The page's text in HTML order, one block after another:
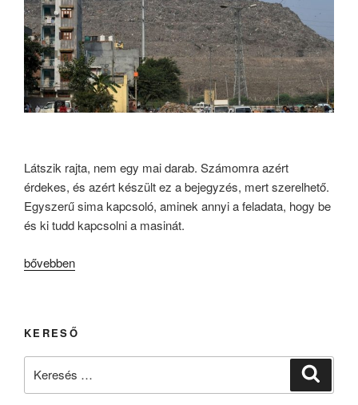
Látszik rajta, nem egy mai darab. Számomra azért
érdekes, és azért készült ez a bejegyzés, mert szerelhető.
Egyszerű sima kapcsoló, aminek annyi a feladata, hogy be
és ki tudd kapcsolni a masinát.
„Mit
bővebben
KERESŐ